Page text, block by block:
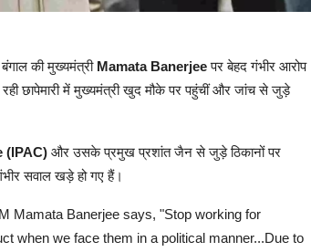
की मुख्यमंत्री Mamata Banerjeeपर बेहद गंभीर आरोप
छापेमारी में मुख्यमंत्री खुद मौके पर पहुंचीं और जांच से जुड़े
(IPAC) और उसके प्रमुख प्रशांत जैन से जुड़े ठिकानों पर
सवाल खड़े हो गए हैं।
Mamata Banerjee says, "Stop working for
when we face them in a political manner...Due to